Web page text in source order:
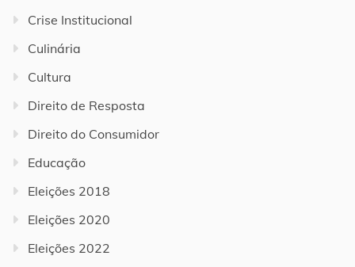
Crise Institucional
Culinária
Cultura
Direito de Resposta
Direito do Consumidor
Educação
Eleições 2018
Eleições 2020
Eleições 2022